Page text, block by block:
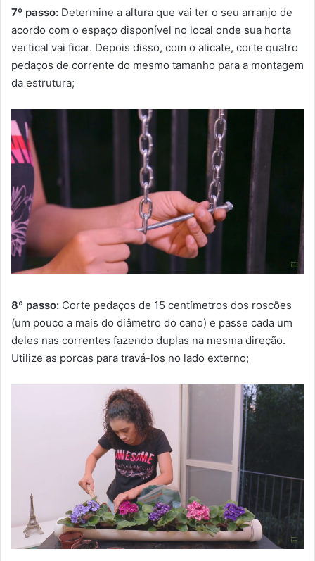
7º passo: Determine a altura que vai ter o seu arranjo de
acordo com o espaço disponível no local onde sua horta
vertical vai ficar. Depois disso, com o alicate, corte quatro
pedaços de corrente do mesmo tamanho para a montagem
da estrutura;
8º passo: Corte pedaços de 15 centímetros dos roscões
(um pouco a mais do diâmetro do cano) e passe cada um
deles nas correntes fazendo duplas na mesma direção.
Utilize as porcas para travá-los no lado externo;